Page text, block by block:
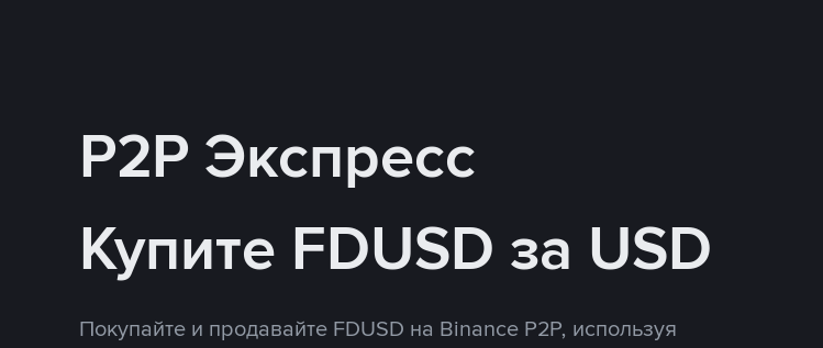
P2P Экспресс
Купите FDUSD за USD
Покупайте и продавайте FDUSD на Binance P2P, используя